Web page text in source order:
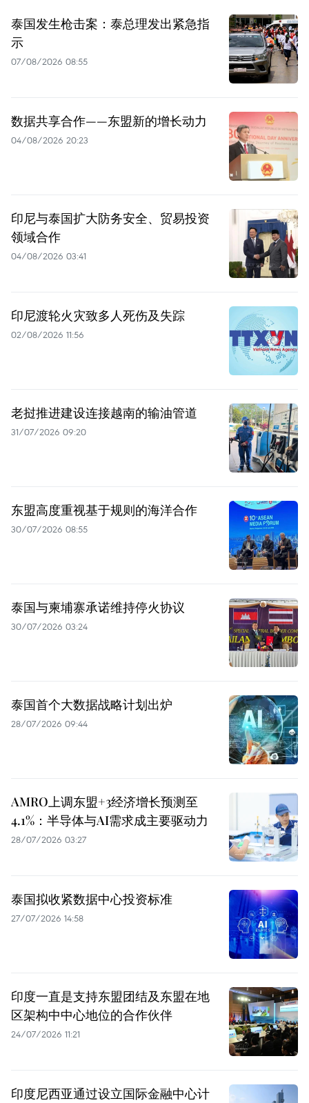
泰国发生枪击案：泰总理发出紧急指
示
07/08/2026 08:55
数据共享合作——东盟新的增长动力
04/08/2026 20:23
印尼与泰国扩大防务安全、贸易投资
领域合作
04/08/2026 03:41
印尼渡轮火灾致多人死伤及失踪
02/08/2026 11:56
老挝推进建设连接越南的输油管道
31/07/2026 09:20
东盟高度重视基于规则的海洋合作
30/07/2026 08:55
泰国与柬埔寨承诺维持停火协议
30/07/2026 03:24
泰国首个大数据战略计划出炉
28/07/2026 09:44
AMRO上调东盟+3经济增长预测至
4.1%：半导体与AI需求成主要驱动力
28/07/2026 03:27
泰国拟收紧数据中心投资标准
27/07/2026 14:58
印度一直是支持东盟团结及东盟在地
区架构中中心地位的合作伙伴
24/07/2026 11:21
印度尼西亚通过设立国际金融中心计